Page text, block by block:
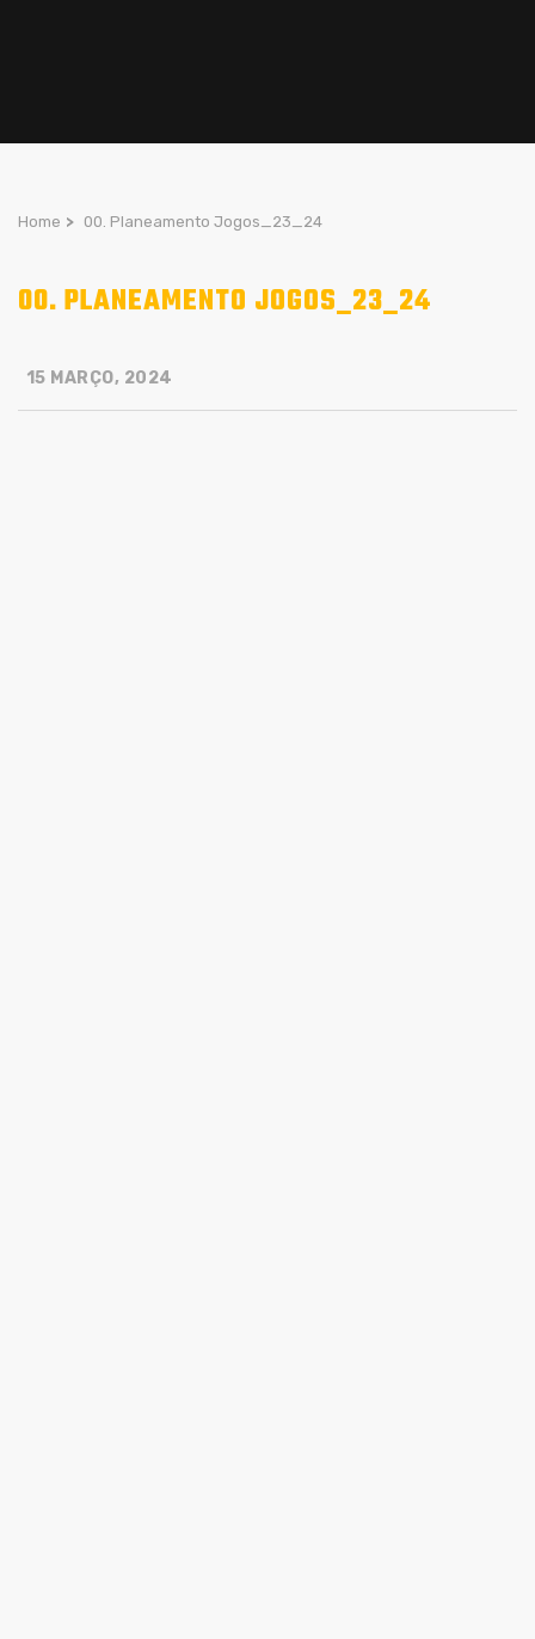
Home > 00. Planeamento Jogos_23_24
00. PLANEAMENTO JOGOS_23_24
15 MARÇO, 2024